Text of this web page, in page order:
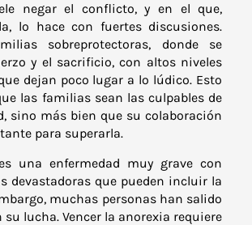
negar el conflicto, y en el que,
lo hace con fuertes discusiones.
sobreprotectoras, donde se
y el sacrificio, con altos niveles
dejan poco lugar a lo lúdico. Esto
las familias sean las culpables de
sino más bien que su colaboración
para superarla.
una enfermedad muy grave con
devastadoras que pueden incluir la
muchas personas han salido
lucha. Vencer la anorexia requiere